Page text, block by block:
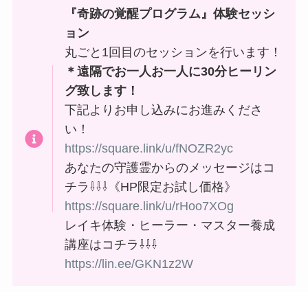
『奇跡の覚醒プログラム』体験セッシ
ョン
丸ごと1回目のセッションを行います！
＊遠隔でお一人お一人に30分ヒーリン
グ致します！
下記よりお申し込みにお進みくださ
い！
https://square.link/u/fNOZR2yc
あなたの守護霊からのメッセージはコ
チラ⇩⇩⇩《HP限定お試し価格》
https://square.link/u/rHoo7XOg
レイキ体験・ヒーラー・マスター養成
講座はコチラ⇩⇩⇩
https://lin.ee/GKN1z2W